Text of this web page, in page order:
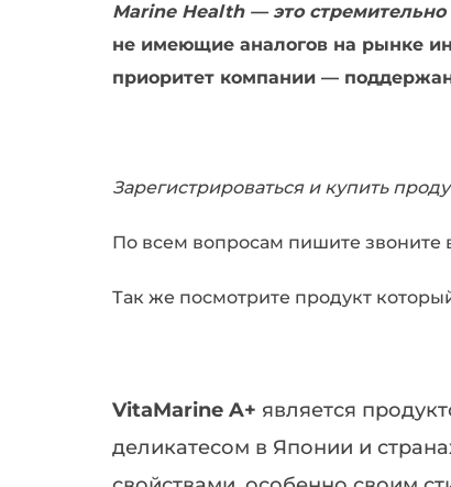
Marine Health — это
не имеющие аналогов на рынке
приоритет компании —
Зарегистрироваться и купить
По всем вопросам пишите звоните
Так же посмотрите продукт
VitaMarine A+ является
деликатесом в Японии и